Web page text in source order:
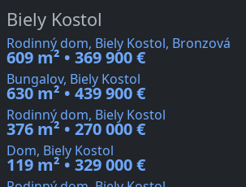
Biely Kostol
Rodinný dom, Biely Kostol, Bronzová
609 m² • 369 900 €
Bungalov, Biely Kostol
630 m² • 439 900 €
Rodinný dom, Biely Kostol
376 m² • 270 000 €
Dom, Biely Kostol
119 m² • 329 000 €